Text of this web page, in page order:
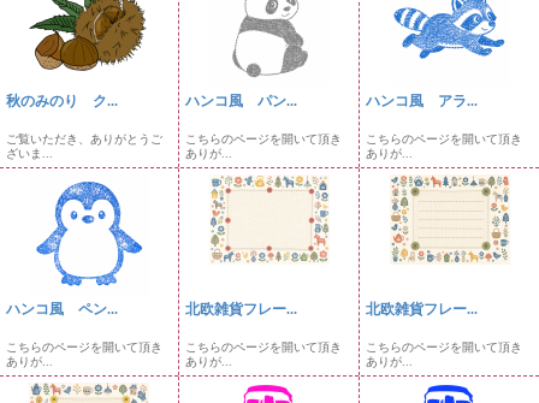
秋のみのり ク...
ご覧いただき、ありがとうご
ざいま...
ハンコ風 パン...
こちらのページを開いて頂き
ありが...
ハンコ風 アラ...
こちらのページを開いて頂き
ありが...
ハンコ風 ペン...
こちらのページを開いて頂き
ありが...
北欧雑貨フレー...
こちらのページを開いて頂き
ありが...
北欧雑貨フレー...
こちらのページを開いて頂き
ありが...